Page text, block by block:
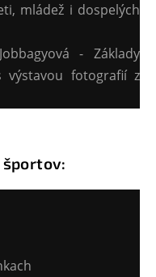
mládež i dospelých
- Základy
výstavou fotografií z
športov: